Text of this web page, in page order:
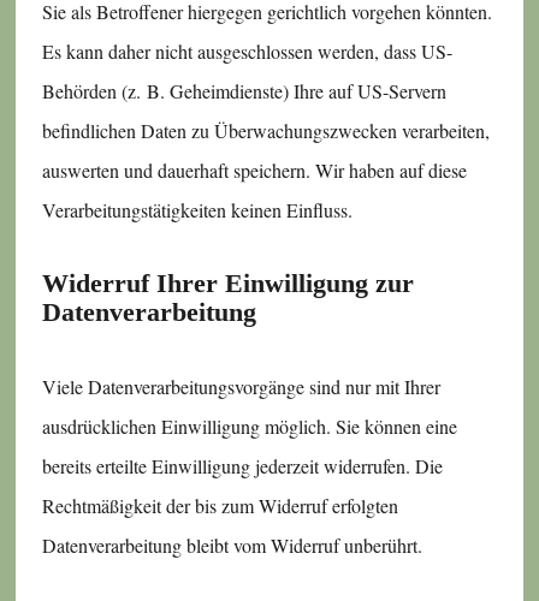
Sie als Betroffener hiergegen gerichtlich vorgehen könnten.
Es kann daher nicht ausgeschlossen werden, dass US-
Behörden (z. B. Geheimdienste) Ihre auf US-Servern
befindlichen Daten zu Überwachungszwecken verarbeiten,
auswerten und dauerhaft speichern. Wir haben auf diese
Verarbeitungstätigkeiten keinen Einfluss.
Widerruf Ihrer Einwilligung zur
Datenverarbeitung
Viele Datenverarbeitungsvorgänge sind nur mit Ihrer
ausdrücklichen Einwilligung möglich. Sie können eine
bereits erteilte Einwilligung jederzeit widerrufen. Die
Rechtmäßigkeit der bis zum Widerruf erfolgten
Datenverarbeitung bleibt vom Widerruf unberührt.